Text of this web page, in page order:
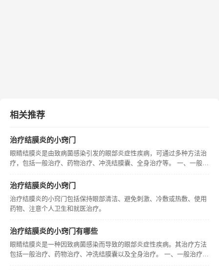
相关推荐
治疗结膜炎的小窍门
眼睛结膜炎是由致病菌感染引发的眼部炎症性疾病，可通过多种方法治
疗，包括一般治疗、药物治疗、冲洗结膜囊、全身治疗等。 一、一般治
盖会使结膜囊温度升高，从而可能加重结膜炎症状。 1.保持清洁：有
治疗结膜炎的小窍门
治疗结膜炎的小窍门包括保持眼部清洁、避免刺激、冷敷或热敷、使用
药物、注意个人卫生和就医治疗。
治疗结膜炎的小窍门有哪些
眼睛结膜炎是一种因致病菌感染而导致的眼部炎症性疾病。其治疗方法
包括一般治疗、药物治疗、冲洗结膜囊以及全身治疗。 一、一般治疗：